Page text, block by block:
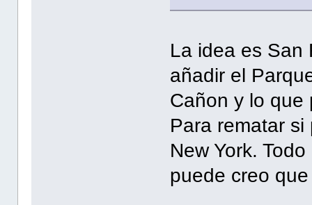
La idea es San
añadir el
Cañon y lo que
Para rematar
New York.
puede creo